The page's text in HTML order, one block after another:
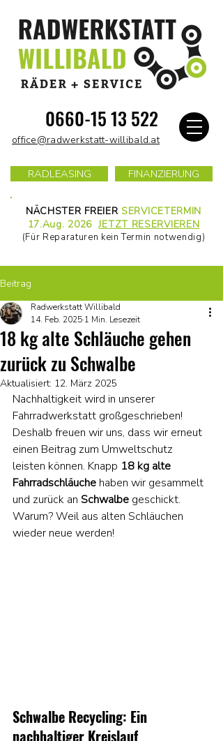
0660-15 13 522
FINANZIERUNG
NÄCHSTER FREIER SERVICETERMIN
17.Aug. 2026JETZT RESERVIEREN
(Für Reparaturen kein Termin notwendig)
RADLEASING
office@radwerkstatt-willibald.at
Beitrag
18 kg alte Schläuche gehen
zurück zu Schwalbe
Radwerkstatt Willibald
14. Feb. 2025 1 Min. Lesezeit
Aktualisiert: 12. März 2025
Nachhaltigkeit wird in unserer
Fahrradwerkstatt großgeschrieben!
Deshalb freuen wir uns, dass wir erneut
einen Beitrag zum Umweltschutz
leisten können. Knapp 18 kg alte
Fahrradschläuche haben wir gesammelt
und zurück an Schwalbe geschickt.
Warum? Weil aus alten Schläuchen
wieder neue werden!
Schwalbe Recycling: Ein
nachhaltiger Kreislauf